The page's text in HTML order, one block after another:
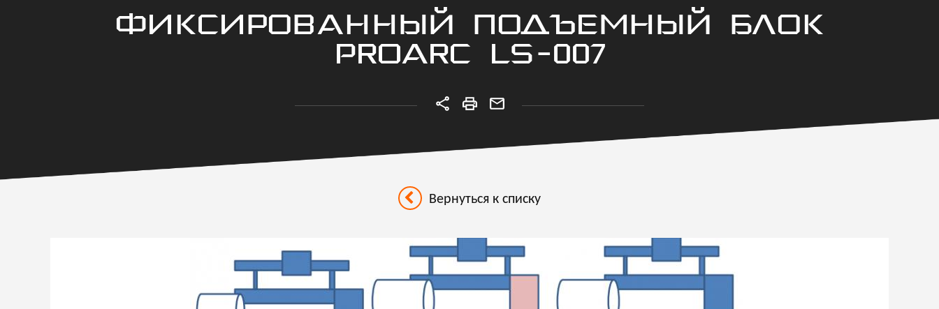
ФИКСИРОВАННЫЙ ПОДЪЕМНЫЙ БЛОК
PROARC LS-007
Вернуться к списку